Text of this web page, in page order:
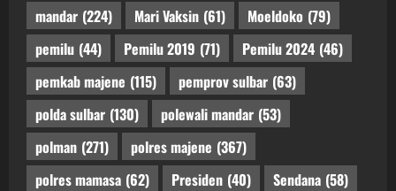
mandar (224) Mari Vaksin (61) Moeldoko (79)
pemilu (44) Pemilu 2019 (71) Pemilu 2024 (46)
pemkab majene (115) pemprov sulbar (63)
polda sulbar (130) polewali mandar (53)
polman (271) polres majene (367)
polres mamasa (62) Presiden (40) Sendana (58)